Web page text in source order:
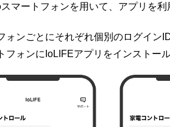
マートフォンを用いて、アプリを
ォンごとにそれぞれ個別のログイン
フォンにIoLIFEアプリをインストー